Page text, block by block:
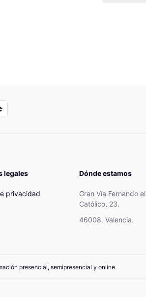
legales
privacidad
Dónde estamos
Gran Vía Fernando el
Católico, 23.
46008. Valencia.
presencial, semipresencial y online.